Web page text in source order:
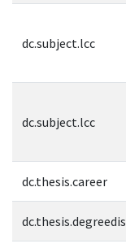
dc.subject.lcc
dc.subject.lcc
dc.thesis.career